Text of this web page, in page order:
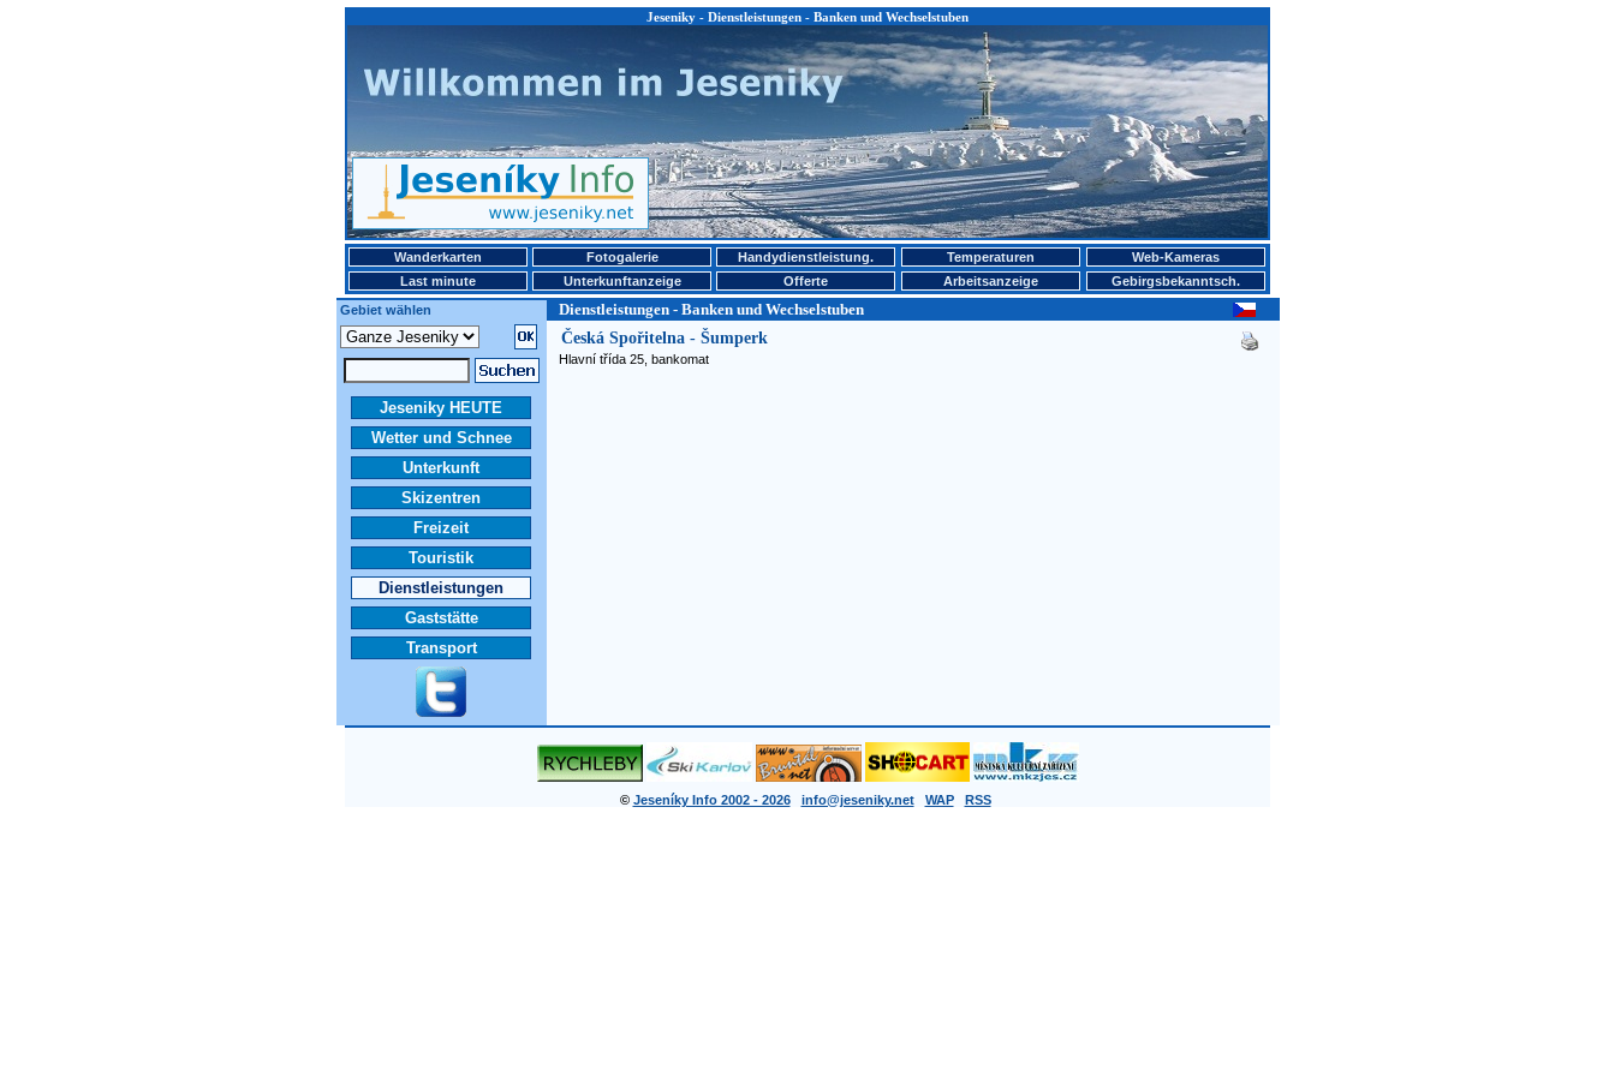
Jeseniky - Dienstleistungen - Banken und Wechselstuben
Wanderkarten Fotogalerie Handydienstleistung. Temperaturen
Web-Kameras
Last minute
Unterkunftanzeige Offerte Arbeitsanzeige
Gebirgsbekanntsch.
Gebiet wählen
Dienstleistungen - Banken und Wechselstuben
Jeseniky HEUTE
Wetter und Schnee
Unterkunft
Skizentren
Freizeit
Touristik
Dienstleistungen
Gaststätte
Transport
Česká Spořitelna - Šumperk
Hlavní třída 25, bankomat
© Jeseníky Info 2002 - 2026 info@jeseniky.net WAP RSS